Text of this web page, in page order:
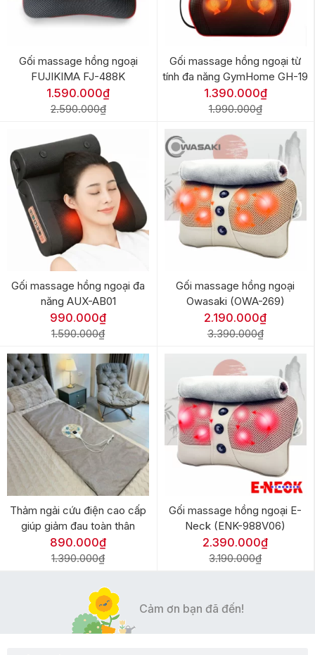
Gối massage hồng ngoại
FUJIKIMA FJ-488K
1.590.000₫
2.590.000₫
Gối massage hồng ngoại từ
tính đa năng GymHome GH-19
1.390.000₫
1.990.000₫
Gối massage hồng ngoại đa
năng AUX-AB01
990.000₫
1.590.000₫
Gối massage hồng ngoại
Owasaki (OWA-269)
2.190.000₫
3.390.000₫
Thảm ngải cứu điện cao cấp
giúp giảm đau toàn thân
890.000₫
1.390.000₫
Gối massage hồng ngoại E-
Neck (ENK-988V06)
2.390.000₫
3.190.000₫
Cảm ơn bạn đã đến!